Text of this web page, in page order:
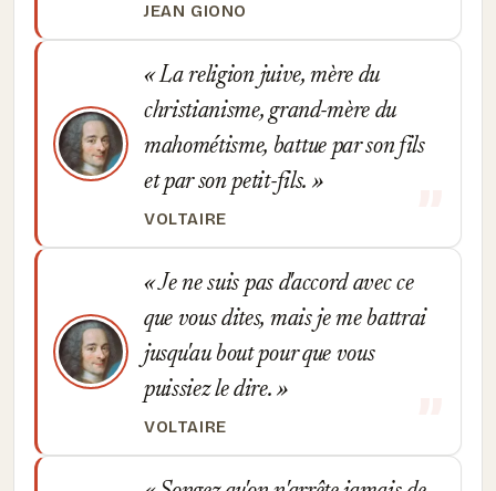
JEAN GIONO
La religion juive, mère du
christianisme, grand-mère du
mahométisme, battue par son fils
et par son petit-fils.
VOLTAIRE
Je ne suis pas d'accord avec ce
que vous dites, mais je me battrai
jusqu'au bout pour que vous
puissiez le dire.
VOLTAIRE